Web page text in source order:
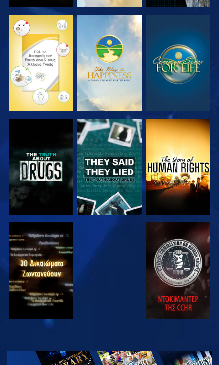
ΠΑΡΑΚΟΛΟΥΘΗΣΤΕ ΠΑΡΑΚΟΛΟΥΘΗΣΤΕ ΠΑΡΑΚΟΛΟΥΘΗΣΤΕ
ΠΑΡΑΚΟΛΟΥΘΗΣΤΕ ΠΑΡΑΚΟΛΟΥΘΗΣΤΕ ΠΑΡΑΚΟΛΟΥΘΗΣΤΕ
ΠΑΡΑΚΟΛΟΥΘΗΣΤΕ ΠΑΡΑΚΟΛΟΥΘΗΣΤΕ
ΠΑΡΑΚΟΛΟΥΘΗΣΤΕ
ΕΞΕΡΕΥΝΗΣΤΕ